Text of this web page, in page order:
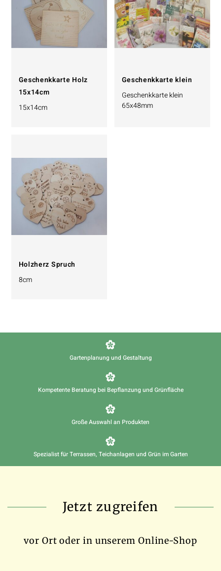
Geschenkkarte Holz
15x14cm
15x14cm
Geschenkkarte klein
Geschenkkarte klein
65x48mm
Holzherz Spruch
8cm
Gartenplanung und Gestaltung
Kompetente Beratung bei Bepflanzung und Grünfläche
Große Auswahl an Produkten
Spezialist für Terrassen, Teichanlagen und Grün im Garten
Jetzt zugreifen
vor Ort oder in unserem Online-Shop